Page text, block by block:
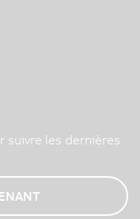
suivre les dernières